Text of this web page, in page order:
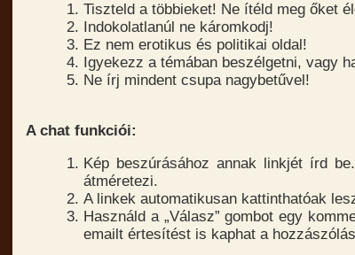
Tiszteld a többieket! Ne ítéld meg őket
Indokolatlanúl ne káromkodj!
Ez nem erotikus és politikai oldal!
Igyekezz a témában beszélgetni, vagy
Ne írj mindent csupa nagybetűvel!
A chat funkciói:
Kép beszúrásához annak linkjét írd
átméretezi.
A linkek automatikusan kattinthatóak
Használd a „Válasz” gombot egy
emailt értesítést is kaphat a